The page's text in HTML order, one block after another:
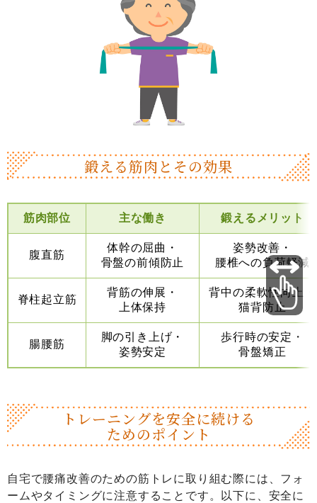
鍛える筋肉とその効果
筋肉部位 主な働き 鍛えるメリット
腹直筋
体幹の屈曲・
骨盤の前傾防止
姿勢改善・
腰椎への負荷軽減
脊柱起立筋
背筋の伸展・
上体保持
背中の柔軟性向上・
猫背防止
腸腰筋
脚の引き上げ・
姿勢安定
歩行時の安定・
骨盤矯正
トレーニングを安全に続ける
ためのポイント
自宅で腰痛改善のための筋トレに取り組む際には、フォ
ームやタイミングに注意することです。以下に、安全に